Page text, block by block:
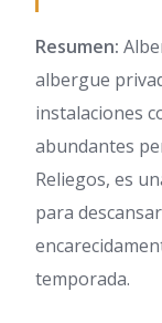
Resumen:
albergue
instalaciones
abundantes
Reliegos, es
para
temporada.